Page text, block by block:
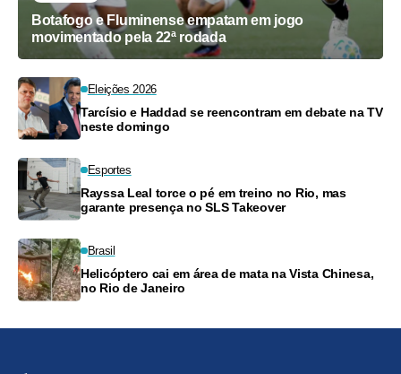
Botafogo e Fluminense empatam em jogo
movimentado pela 22ª rodada
Eleições 2026
Tarcísio e Haddad se reencontram em debate na TV
neste domingo
Esportes
Rayssa Leal torce o pé em treino no Rio, mas
garante presença no SLS Takeover
Brasil
Helicóptero cai em área de mata na Vista Chinesa,
no Rio de Janeiro